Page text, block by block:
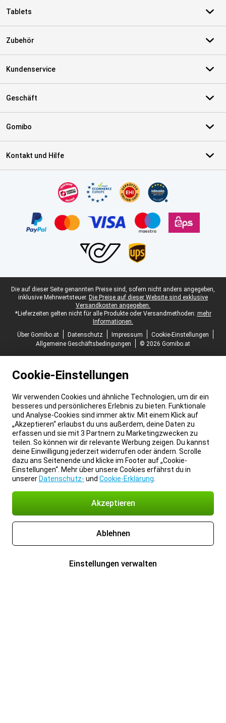
Tablets
Zubehör
Kundenservice
Geschäft
Gomibo
Kontakt und Hilfe
Juristische Fußzeile
Die auf dieser Seite genannten Preise sind, sofern nicht anders angegeben,
inklusive Mehrwertsteuer. Die Preise auf dieser Website sind exklusive
Versandkosten angegeben.
*Lieferzeiten gelten nicht für alle Produkte oder Versandmethoden: mehr
Informationen.
Über Gomibo.at
Datenschutz Impressum
Cookie-Einstellungen
Allgemeine Geschäftsbedingungen
© 2026 Gomibo.at
Cookie-Einstellungen
Wir verwenden Cookies und ähnliche Technologien, um dir ein
besseres und persönlicheres Erlebnis zu bieten. Funktionale
und Analyse-Cookies sind immer aktiv. Mit einem Klick auf
„Akzeptieren“ erlaubst du uns außerdem, deine Daten zu
erfassen und sie mit 3 Partnern zu Marketingzwecken zu
teilen. So können wir dir relevante Werbung zeigen. Du kannst
deine Einwilligung jederzeit widerrufen oder ändern. Scrolle
dazu ans Seitenende und klicke im Footer auf „Cookie-
Einstellungen“. Mehr über unsere Cookies erfährst du in
unserer Datenschutz- und Cookie-Erklärung
Akzeptieren
Ablehnen
Einstellungen verwalten